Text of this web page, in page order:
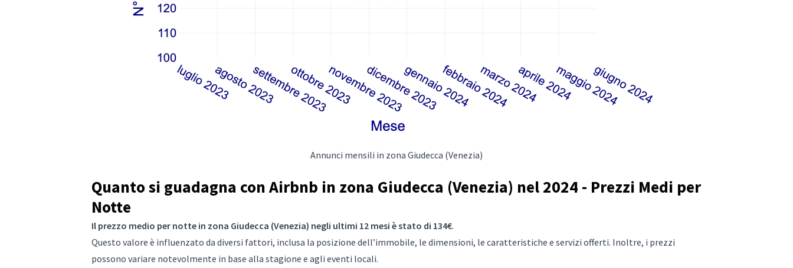
Annunci mensili in zona Giudecca (Venezia)
Quanto si guadagna con Airbnb in zona Giudecca (Venezia) nel 2024 - Prezzi Medi per
Notte
Il prezzo medio per notte in zona Giudecca (Venezia) negli ultimi 12 mesi è stato di 134€.
Questo valore è influenzato da diversi fattori, inclusa la posizione dell’immobile, le dimensioni, le caratteristiche e servizi offerti. Inoltre, i prezzi
possono variare notevolmente in base alla stagione e agli eventi locali.